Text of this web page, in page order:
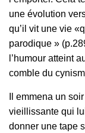
une évolution
qu’il vit une vie
parodique »
l’humour atteint
comble du
Il emmena un
vieillissante qui
donner une tape